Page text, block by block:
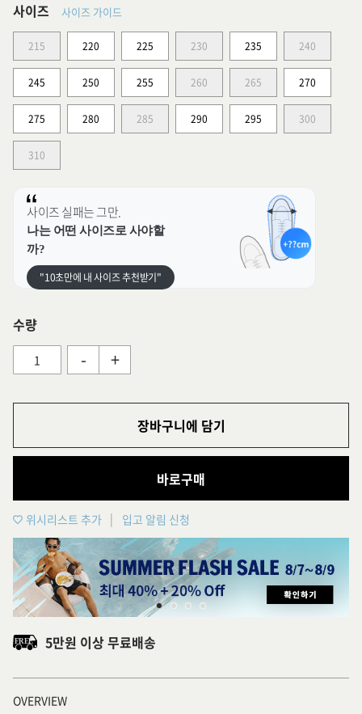
사이즈 사이즈 가이드
215 220 225 230 235 240
245 250 255 260 265 270
275 280 285 290 295 300
310
사이즈 실패는 그만.
나는 어떤 사이즈로 사야할
까?
"10초만에 내 사이즈 추천받기"
수량
- +
장바구니에 담기
바로구매
위시리스트 추가 입고 알림 신청
5만원 이상 무료배송
OVERVIEW